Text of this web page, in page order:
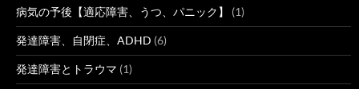
病気の予後【適応障害、うつ、パニック】 (1)
発達障害、自閉症、ADHD (6)
発達障害とトラウマ (1)